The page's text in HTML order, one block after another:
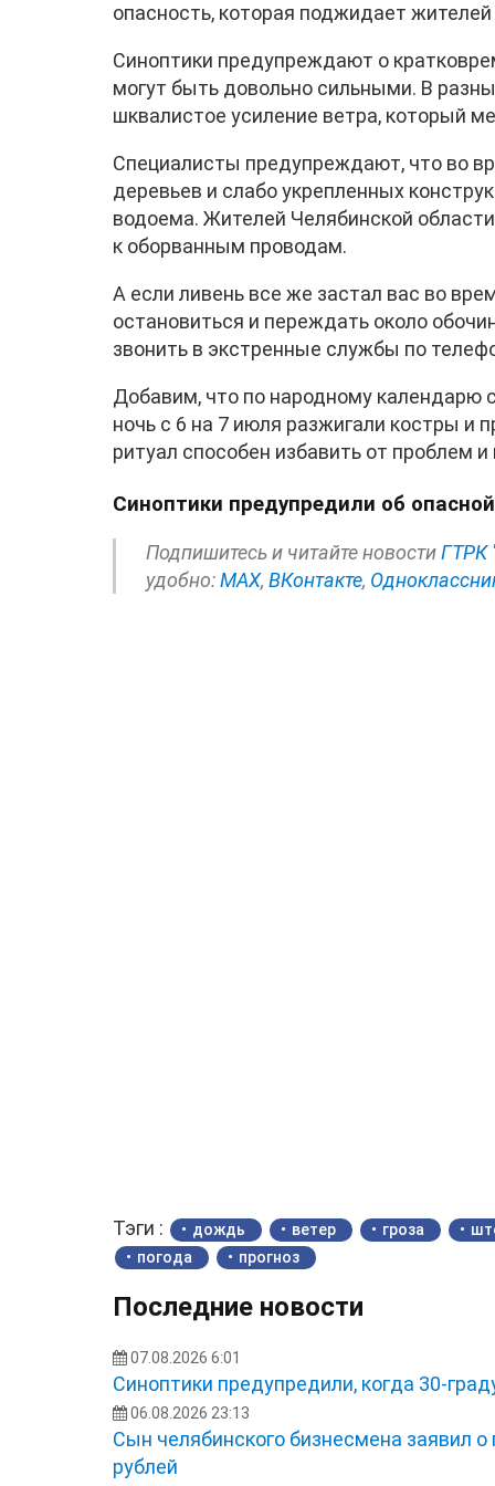
опасность, которая поджидает
Синоптики предупреждают о
могут быть довольно сильными. В
шквалистое усиление ветра, который
Специалисты предупреждают, что во
деревьев и слабо укрепленных
водоема. Жителей Челябинской
к оборванным проводам.
А если ливень все же застал вас во
остановиться и переждать около
звонить в экстренные службы по
Добавим, что по народному календарю
ночь с 6 на 7 июля разжигали костры и
ритуал способен избавить от проблем
Синоптики предупредили об
Подпишитесь и читайте новостиГТРК
удобно:МАХ, ВКонтакте,
Тэги : дождь ветер гроза
погода
прогноз
Последние новости
07.08.2026 6:01
Синоптики предупредили, когда 30-
06.08.2026 23:13
Сын челябинского бизнесмена заявил
рублей